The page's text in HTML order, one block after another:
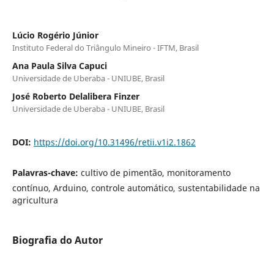
Lúcio Rogério Júnior
Instituto Federal do Triângulo Mineiro - IFTM, Brasil
Ana Paula Silva Capuci
Universidade de Uberaba - UNIUBE, Brasil
José Roberto Delalibera Finzer
Universidade de Uberaba - UNIUBE, Brasil
DOI: https://doi.org/10.31496/retii.v1i2.1862
Palavras-chave: cultivo de pimentão, monitoramento
contínuo, Arduino, controle automático, sustentabilidade na
agricultura
Biografia do Autor